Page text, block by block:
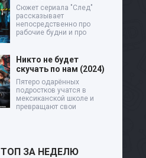
Сюжет сериала "След"
рассказывает
непосредственно про
рабочие будни и про
Никто не будет
скучать по нам (2024)
Пятеро одарённых
подростков учатся в
мексиканской школе и
превращают свои
ТОП ЗА НЕДЕЛЮ